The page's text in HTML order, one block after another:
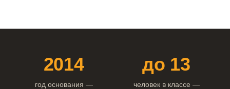
2014
год основания —
до 13
человек в классе —